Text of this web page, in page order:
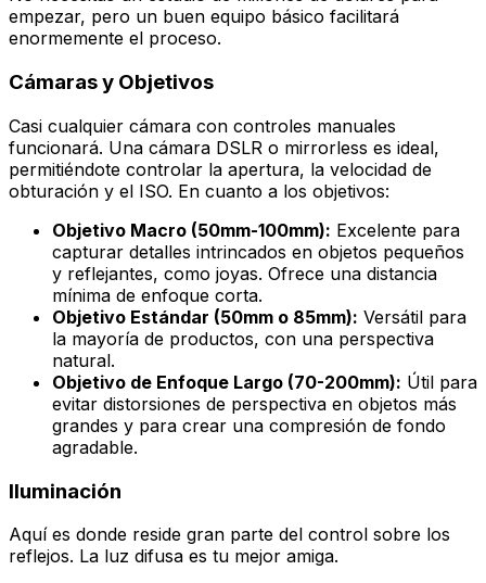
empezar, pero un buen equipo básico facilitará
enormemente el proceso.
Cámaras y Objetivos
Casi cualquier cámara con controles manuales
funcionará. Una cámara DSLR o mirrorless es ideal,
permitiéndote controlar la apertura, la velocidad de
obturación y el ISO. En cuanto a los objetivos:
Objetivo Macro (50mm-100mm): Excelente para
capturar detalles intrincados en objetos pequeños
y reflejantes, como joyas. Ofrece una distancia
mínima de enfoque corta.
Objetivo Estándar (50mm o 85mm): Versátil para
la mayoría de productos, con una perspectiva
natural.
Objetivo de Enfoque Largo (70-200mm): Útil para
evitar distorsiones de perspectiva en objetos más
grandes y para crear una compresión de fondo
agradable.
Iluminación
Aquí es donde reside gran parte del control sobre los
reflejos. La luz difusa es tu mejor amiga.